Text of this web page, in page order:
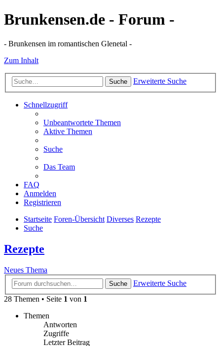
Brunkensen.de - Forum -
- Brunkensen im romantischen Glenetal -
Zum Inhalt
Suche Erweiterte Suche
Schnellzugriff
Unbeantwortete Themen
Aktive Themen
Suche
Das Team
FAQ
Anmelden
Registrieren
Startseite Foren-Übersicht Diverses Rezepte
Suche
Rezepte
Neues Thema
Suche
Erweiterte Suche
28 Themen • Seite 1 von 1
Themen
Antworten
Zugriffe
Letzter Beitrag